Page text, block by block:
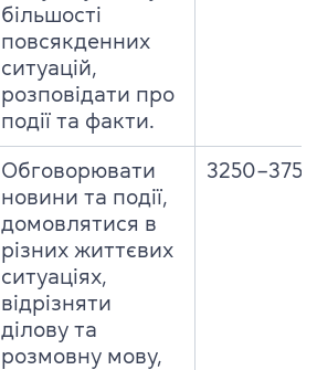
більшості
повсякденних
ситуацій,
розповідати про
події та факти.
Обговорювати
новини та події,
домовлятися в
різних життєвих
ситуаціях,
відрізняти
ділову та
розмовну мову,
3250–3750